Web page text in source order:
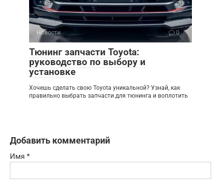
Новости 0
Тюнинг запчасти Toyota:
руководство по выбору и
установке
Хочешь сделать свою Toyota уникальной? Узнай, как
правильно выбрать запчасти для тюнинга и воплотить
Добавить комментарий
Имя *